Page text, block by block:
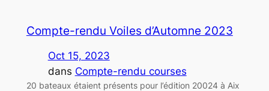
Compte-rendu Voiles d’Automne 2023
Oct 15, 2023
dans Compte-rendu courses
20 bateaux étaient présents pour l’édition 20024 à Aix